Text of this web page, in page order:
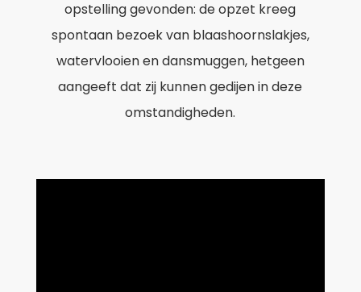
opstelling gevonden: de opzet kreeg
spontaan bezoek van blaashoornslakjes,
watervlooien en dansmuggen, hetgeen
aangeeft dat zij kunnen gedijen in deze
omstandigheden.